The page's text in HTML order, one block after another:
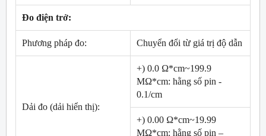
Đo điện trở:
Phương pháp đo: Chuyển đổi từ giá trị độ dẫn
Dải đo (dải hiển thị):
+) 0.0 Ω*cm~199.9
MΩ*cm: hằng số pin -
0.1/cm
+) 0.00 Ω*cm~19.99
MΩ*cm: hằng số pin –